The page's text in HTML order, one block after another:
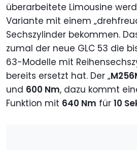
überarbeitete Limousine
Variante mit einem
Sechszylinder bekommen.
zumal der neue GLC 53 die
63-Modelle mit
bereits ersetzt hat. Der „
und 600 Nm, dazu kommt
Funktion mit 640 Nm für 10